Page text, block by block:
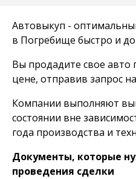
Автовыкуп -
в Погребище быстро и
Вы продадите свое авто
цене, отправив запрос
Компании выполняют
состоянии вне
года производства и
Документы, которые
проведения сделки